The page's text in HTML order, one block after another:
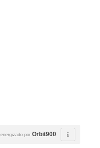
energizado por Orbit900